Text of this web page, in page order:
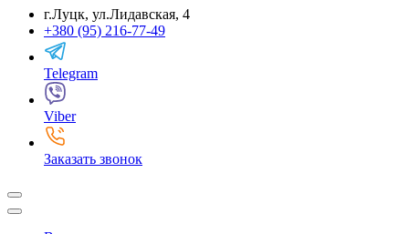
г.Луцк, ул.Лидавская, 4
+380 (95) 216-77-49
Telegram
Viber
Заказать звонок